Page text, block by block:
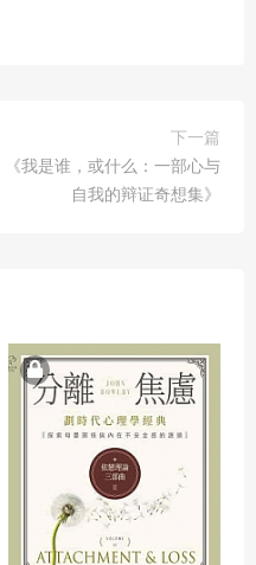
下一篇
《我是谁，或什么：一部心与
自我的辩证奇想集》